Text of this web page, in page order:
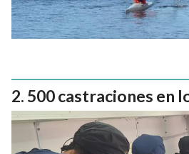
500 castraciones en